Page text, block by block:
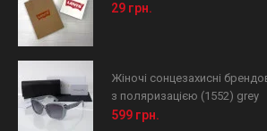
29 грн.
Жіночі сонцезахисні
з поляризацією (1552) grey
599 грн.